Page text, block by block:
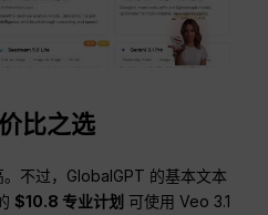
比之选
不过，GlobalGPT 的基本文本
$10.8 专业计划 可使用 Veo 3.1